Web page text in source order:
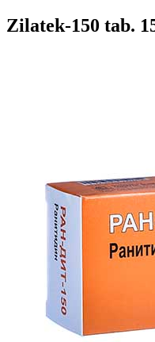
Zilatek-150 tab.